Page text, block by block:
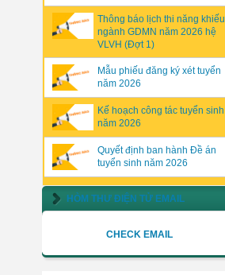
Thông báo lịch thi năng khiếu
ngành GDMN năm 2026 hệ
VLVH (Đợt 1)
Mẫu phiếu đăng ký xét tuyển
năm 2026
Kế hoạch công tác tuyển sinh
năm 2026
Quyết định ban hành Đề án
tuyển sinh năm 2026
HÒM THƯ ĐIỆN TỬ EMAIL
CHECK EMAIL